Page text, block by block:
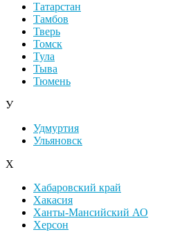
Татарстан
Тамбов
Тверь
Томск
Тула
Тыва
Тюмень
У
Удмуртия
Ульяновск
Х
Хабаровский край
Хакасия
Ханты-Мансийский АО
Херсон